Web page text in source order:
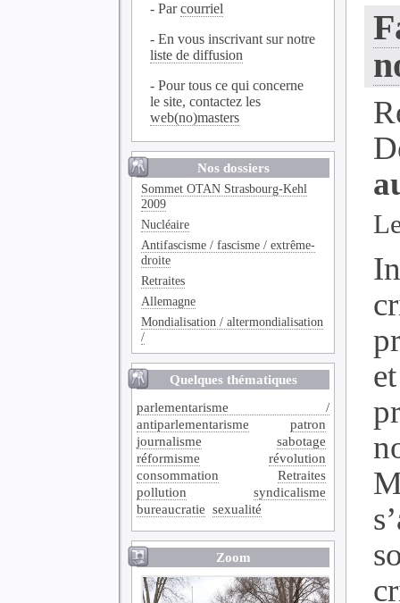
- Parcourriel
- En vous inscrivant sur notre
liste de diffusion
- Pour tous ce qui concerne
le site, contactez les
web(no)masters
Nos dossiers
Sommet OTAN Strasbourg-Kehl
2009
Nucléaire
Antifascisme / fascisme / extrême-
droite
Retraites
Allemagne
Mondialisation / altermondialisation
/
Quelques thématiques
parlementarisme /
antiparlementarisme
patron
journalisme
sabotage
réformisme
révolution
consommation
Retraites
pollution
syndicalisme
bureaucratie sexualité
Zoom